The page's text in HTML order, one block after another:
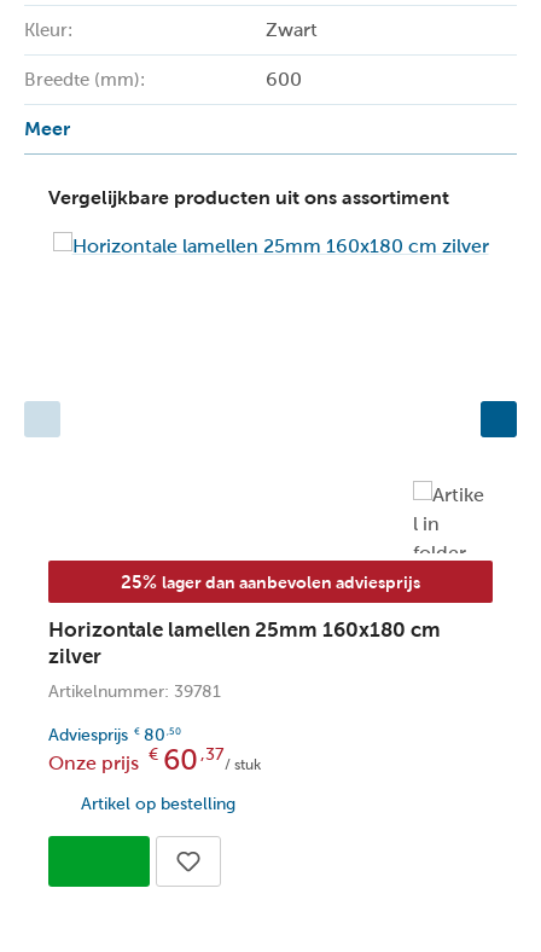
Kleur: Zwart
Breedte (mm): 600
Meer
Vergelijkbare producten uit ons assortiment
25% lager dan aanbevolen adviesprijs
Horizontale lamellen 25mm 160x180 cm
zilver
Artikelnummer: 39781
Adviesprijs € 80 ,50
Onze prijs € 60 ,37
/ stuk
Artikel op bestelling